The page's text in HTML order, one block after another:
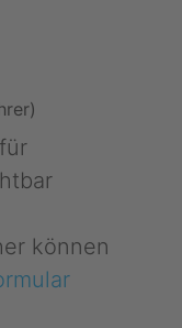
können